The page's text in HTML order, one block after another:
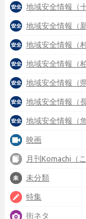
地域安全情報（
地域安全情報（
地域安全情報（
地域安全情報（
地域安全情報（
地域安全情報（
地域安全情報（
映画
月刊Komachi（こ
未分類
特集
街ネタ